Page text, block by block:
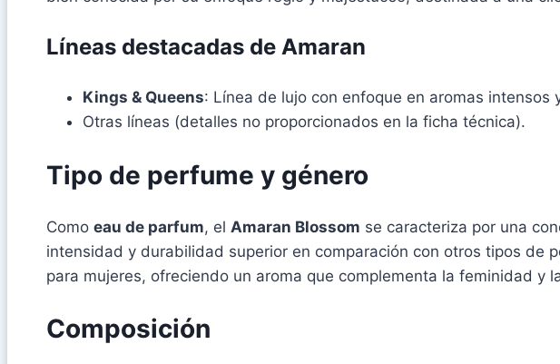
Líneas destacadas de Amaran
Kings & Queens: Línea de lujo con enfoque en aromas intensos
Otras líneas (detalles no proporcionados en la ficha técnica).
Tipo de perfume y género
Como eau de parfum, el Amaran Blossom se caracteriza por una
intensidad y durabilidad superior en comparación con otros tipos de
para mujeres, ofreciendo un aroma que complementa la feminidad y
Composición